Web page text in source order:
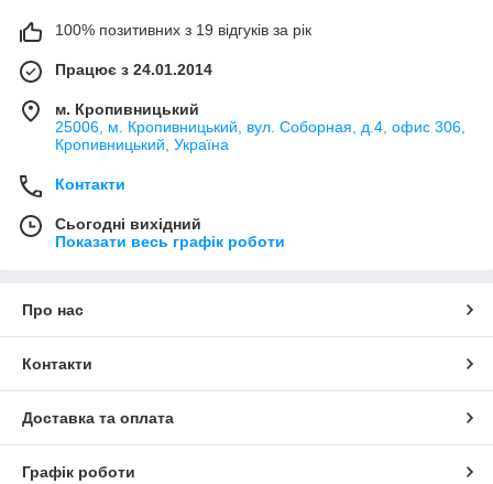
100% позитивних з 19 відгуків за рік
Працює з 24.01.2014
м. Кропивницький
25006, м. Кропивницький, вул. Соборная, д.4, офис 306,
Кропивницький, Україна
Контакти
Сьогодні вихідний
Показати весь графік роботи
Про нас
Контакти
Доставка та оплата
Графік роботи